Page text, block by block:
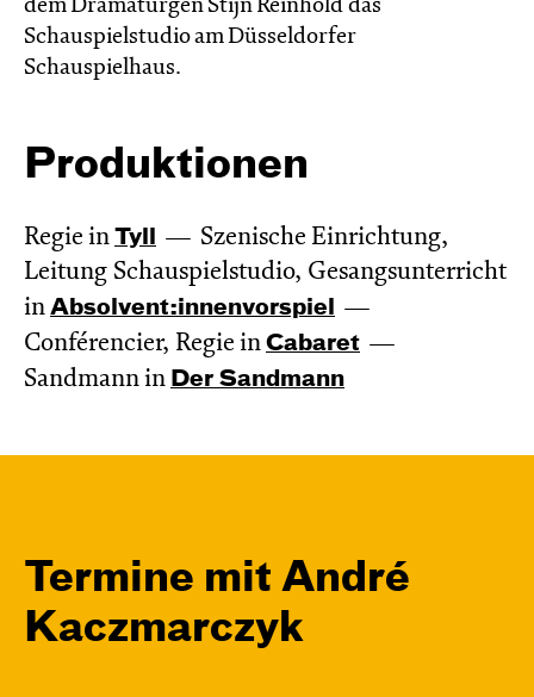
dem Dramaturgen Stijn Reinhold das
Schauspielstudio am Düsseldorfer
Schauspielhaus.
Produktionen
Regie in Tyll
Szenische Einrichtung,
Leitung Schauspielstudio, Gesangsunterricht
in Absol­vent:innen­vor­spiel
Conférencier, Regie in Cabaret
Sandmann in Der Sandmann
Termine mit André
Kacz­marc­zyk